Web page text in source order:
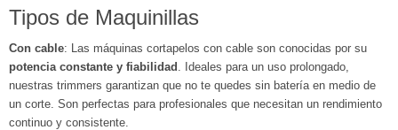
Tipos de Maquinillas
Con cable: Las máquinas cortapelos con cable son conocidas por su
potencia constante y fiabilidad . Ideales para un uso prolongado,
nuestras trimmers garantizan que no te quedes sin batería en medio de
un corte. Son perfectas para profesionales que necesitan un rendimiento
continuo y consistente.